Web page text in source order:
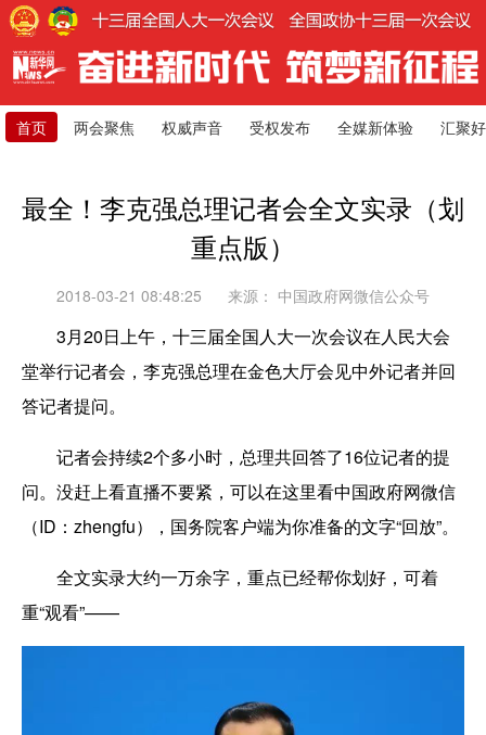
首页 两会聚焦 权威声音 受权发布 全媒新体验 汇聚
最全！李克强总理记者会全文实录（划
重点版）
2018-03-21 08:48:25 来源： 中国政府网微信公众号
3月20日上午，十三届全国人大一次会议在人民大会
堂举行记者会，李克强总理在金色大厅会见中外记者并回
答记者提问。
记者会持续2个多小时，总理共回答了16位记者的提
问。没赶上看直播不要紧，可以在这里看中国政府网微信
（ID：zhengfu），国务院客户端为你准备的文字“回放”。
全文实录大约一万余字，重点已经帮你划好，可着
重“观看”——